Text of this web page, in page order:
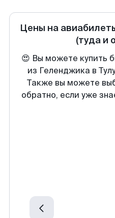
Цены на
(туда и
😍 Вы можете купить
из Геленджика в
Также вы можете
обратно, если уже